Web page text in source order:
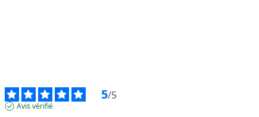
5/5
Avis vérifié